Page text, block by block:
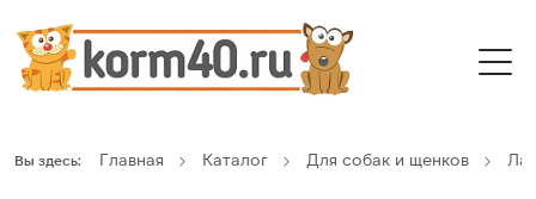
Вы здесь: Главная Каталог Для собак и щенков